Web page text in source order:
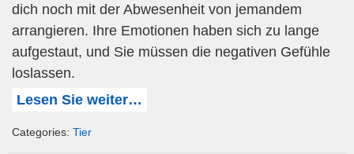
dich noch mit der Abwesenheit von jemandem
arrangieren. Ihre Emotionen haben sich zu lange
aufgestaut, und Sie müssen die negativen Gefühle
loslassen.
Lesen Sie weiter…
Categories: Tier